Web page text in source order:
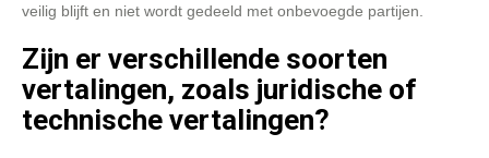
veilig blijft en niet wordt gedeeld met onbevoegde partijen.
Zijn er verschillende soorten
vertalingen, zoals juridische of
technische vertalingen?